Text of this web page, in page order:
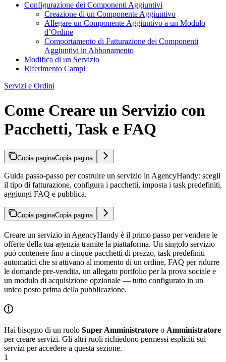
Configurazione dei Componenti Aggiuntivi
Creazione di un Componente Aggiuntivo
Allegare un Componente Aggiuntivo a un Modulo
d’Ordine
Comportamento di Fatturazione dei Componenti
Aggiuntivi in Abbonamento
Modifica di un Servizio
Riferimento Campi
Servizi e Ordini
Come Creare un Servizio con
Pacchetti, Task e FAQ
Copia paginaCopia pagina
Guida passo-passo per costruire un servizio in AgencyHandy: scegli
il tipo di fatturazione, configura i pacchetti, imposta i task predefiniti,
aggiungi FAQ e pubblica.
Copia paginaCopia pagina
Creare un servizio in AgencyHandy è il primo passo per vendere le
offerte della tua agenzia tramite la piattaforma. Un singolo servizio
può contenere fino a cinque pacchetti di prezzo, task predefiniti
automatici che si attivano al momento di un ordine, FAQ per ridurre
le domande pre-vendita, un allegato portfolio per la prova sociale e
un modulo di acquisizione opzionale — tutto configurato in un
unico posto prima della pubblicazione.
Hai bisogno di un ruolo Super Amministratore o Amministratore
per creare servizi. Gli altri ruoli richiedono permessi espliciti sui
servizi per accedere a questa sezione.
1